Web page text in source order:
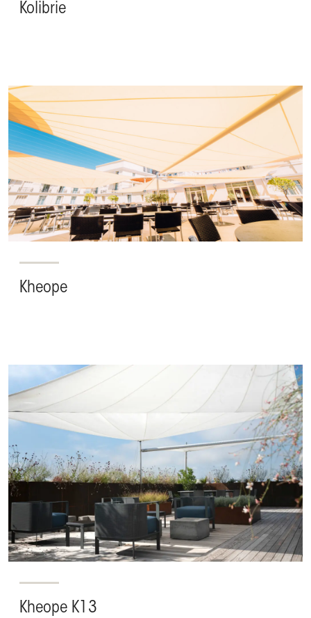
Kolibrie
Kheope
Kheope K13